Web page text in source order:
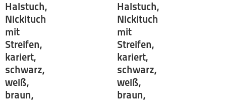
Halstuch,
Nickituch
mit
Streifen,
kariert,
schwarz,
weiß,
braun,
Halstuch,
Nickituch
mit
Streifen,
kariert,
schwarz,
weiß,
braun,